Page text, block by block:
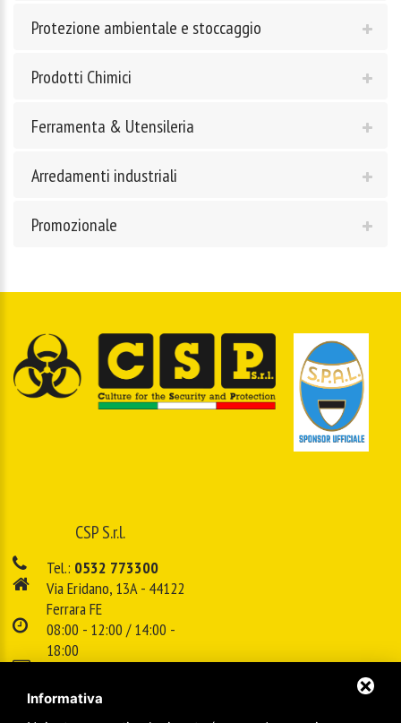
Protezione ambientale e stoccaggio
Prodotti Chimici
Ferramenta & Utensileria
Arredamenti industriali
Promozionale
CSP S.r.l.
Tel.: 0532 773300
Via Eridano, 13A - 44122
Ferrara FE
08:00 - 12:00 / 14:00 -
18:00
info@cspsrl.biz
Informativa